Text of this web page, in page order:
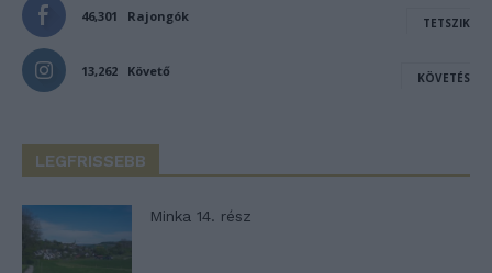
46,301 Rajongók TETSZIK
13,262 Követő KÖVETÉS
LEGFRISSEBB
Minka 14. rész